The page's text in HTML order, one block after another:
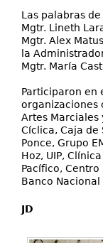
Las palabras
Mgtr. Lineth
Mgtr. Alex
la
Mgtr. María
Participaron en
organizaciones
Artes Marciales
Cíclica, Caja de
Ponce, Grupo
Hoz, UIP,
Pacífico, Centro
Banco Nacional
JD